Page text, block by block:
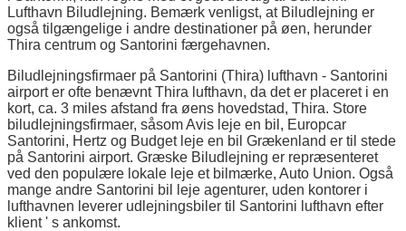
Lufthavn Biludlejning. Bemærk venligst, at Biludlejning er
også tilgængelige i andre destinationer på øen, herunder
Thira centrum og Santorini færgehavnen.
Biludlejningsfirmaer på Santorini (Thira) lufthavn - Santorini
airport er ofte benævnt Thira lufthavn, da det er placeret i en
kort, ca. 3 miles afstand fra øens hovedstad, Thira. Store
biludlejningsfirmaer, såsom Avis leje en bil, Europcar
Santorini, Hertz og Budget leje en bil Grækenland er til stede
på Santorini airport. Græske Biludlejning er repræsenteret
ved den populære lokale leje et bilmærke, Auto Union. Også
mange andre Santorini bil leje agenturer, uden kontorer i
lufthavnen leverer udlejningsbiler til Santorini lufthavn efter
klient ' s ankomst.